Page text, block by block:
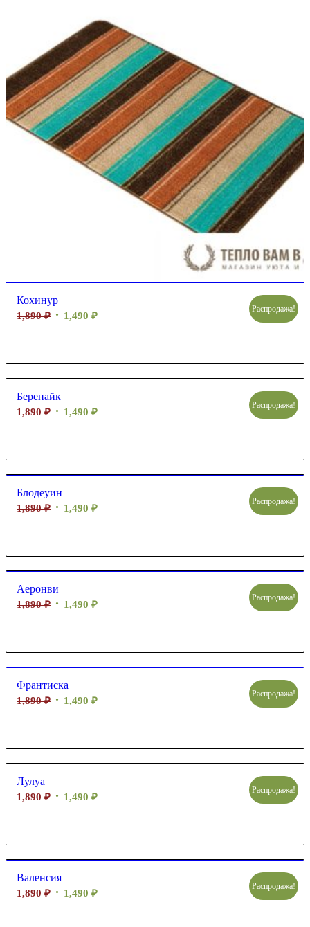
Кохинур
1,890₽ 1,490 ₽
Распродажа!
Беренайк
1,890₽ 1,490 ₽
Распродажа!
Блодеуин
1,890₽ 1,490 ₽
Распродажа!
Аеронви
1,890₽ 1,490 ₽
Распродажа!
Франтиска
1,890₽ 1,490 ₽
Распродажа!
Лулуа
1,890₽ 1,490 ₽
Распродажа!
Валенсия
1,890₽ 1,490 ₽
Распродажа!